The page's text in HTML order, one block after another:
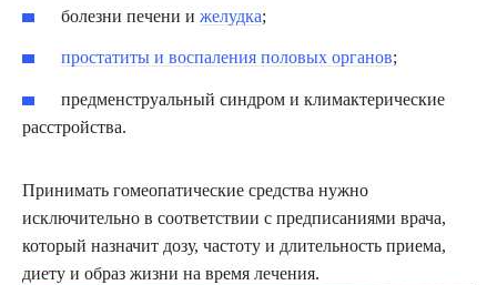
болезни печени ижелудка;
простатиты и воспаления половых органов;
предменструальный синдром и климактерические
расстройства.
Принимать гомеопатические средства нужно
исключительно в соответствии с предписаниями врача,
который назначит дозу, частоту и длительность приема,
диету и образ жизни на время лечения.